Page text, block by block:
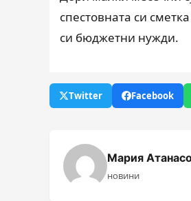
спестовната си
си бюджетни нужди.
Twitter Facebook
Мария
новини